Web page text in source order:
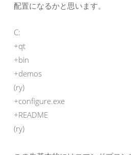
配置になるかと思います。
C:
+qt
+bin
+demos
(ry)
+configure.exe
+README
(ry)